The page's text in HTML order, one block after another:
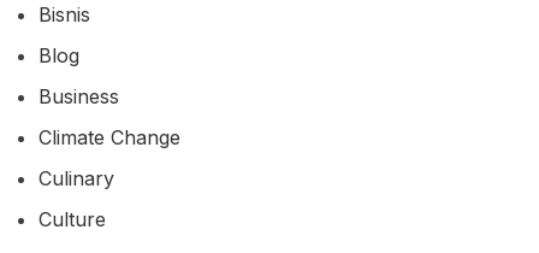
Bisnis
Blog
Business
Climate Change
Culinary
Culture